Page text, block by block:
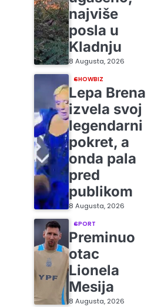
najviše
posla u
Kladnju
8 Augusta, 2026
SHOWBIZ
Lepa Brena
izvela svoj
legendarni
pokret, a
onda pala
pred
publikom
8 Augusta, 2026
SPORT
Preminuo
otac
Lionela
Mesija
8 Augusta, 2026